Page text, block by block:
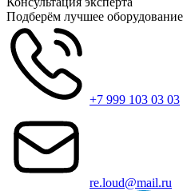
Подберём лучшее
+7 999 103 03 03
re.loud@mail.ru